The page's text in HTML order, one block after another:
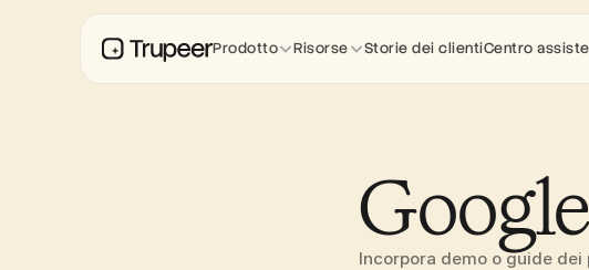
Incorpora demo o guide
Prodotto Risorse Storie dei clientiCentro